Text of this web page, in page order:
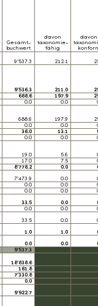
Gesamt-
buchwert
davon
taxonomie-
fähig
davon
9’537.3 212.1
9’536.3 211.0
688.6 197.9
0.0 0.0
688.6 197.9
0.0 0.0
36.0 13.1
0.0 0.0
19.0 5.6
17.0 7.5
8’778.2 0.0
7’473.9 0.0
0.0 0.0
0.0 0.0
33.5 0.0
0.0 0.0
33.5 0.0
1.0 1.0
0.0 0.0
9’537.3
18’838.6
161.8
7’330.8
0.0
9’922.7